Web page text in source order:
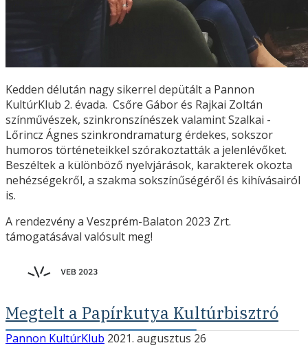
Kedden délután nagy sikerrel depütált a Pannon
KultúrKlub 2. évada. Csőre Gábor és Rajkai Zoltán
színművészek, szinkronszínészek valamint Szalkai -
Lőrincz Ágnes szinkrondramaturg érdekes, sokszor
humoros történeteikkel szórakoztatták a jelenlévőket.
Beszéltek a különböző nyelvjárások, karakterek okozta
nehézségekről, a szakma sokszínűségéről és kihívásairól
is.
A rendezvény a Veszprém-Balaton 2023 Zrt.
támogatásával valósult meg!
Megtelt a Papírkutya Kultúrbisztró
Pannon KultúrKlub 2021. augusztus 26